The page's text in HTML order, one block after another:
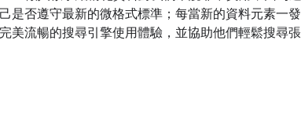
己是否遵守最新的微格式標準；每當新的資料元素
美流暢的搜尋引擎使用體驗，並協助他們輕鬆搜尋